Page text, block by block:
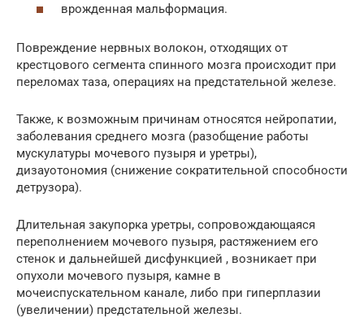
врожденная мальформация.
Повреждение нервных волокон, отходящих от
крестцового сегмента спинного мозга происходит при
переломах таза, операциях на предстательной железе.
Также, к возможным причинам относятся нейропатии,
заболевания среднего мозга (разобщение работы
мускулатуры мочевого пузыря и уретры),
дизауотономия (снижение сократительной способности
детрузора).
Длительная закупорка уретры, сопровождающаяся
переполнением мочевого пузыря, растяжением его
стенок и дальнейшей дисфункцией , возникает при
опухоли мочевого пузыря, камне в
мочеиспускательном канале, либо при гиперплазии
(увеличении) предстательной железы.